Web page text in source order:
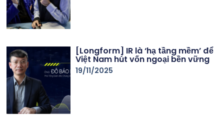
[Longform] IR là ‘hạ tầng mềm’ để
Việt Nam hút vốn ngoại bền vững
19/11/2025